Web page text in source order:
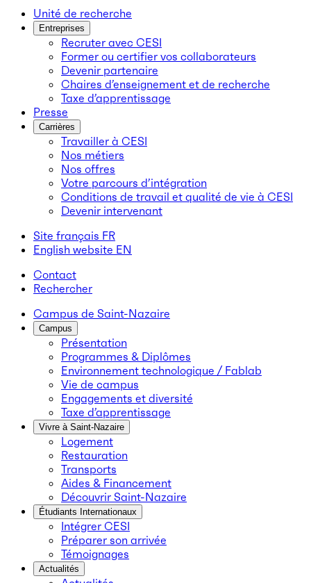
Unité de recherche
Entreprises
Recruter avec CESI
Former ou certifier vos collaborateurs
Devenir partenaire
Chaires d’enseignement et de recherche
Taxe d’apprentissage
Presse
Carrières
Travailler à CESI
Nos métiers
Nos offres
Votre parcours d’intégration
Conditions de travail et qualité de vie à CESI
Devenir intervenant
Site français FR
English website EN
Contact
Rechercher
Campus de Saint-Nazaire
Campus
Présentation
Programmes & Diplômes
Environnement technologique / Fablab
Vie de campus
Engagements et diversité
Taxe d’apprentissage
Vivre à Saint-Nazaire
Logement
Restauration
Transports
Aides & Financement
Découvrir Saint-Nazaire
Étudiants Internationaux
Intégrer CESI
Préparer son arrivée
Témoignages
Actualités